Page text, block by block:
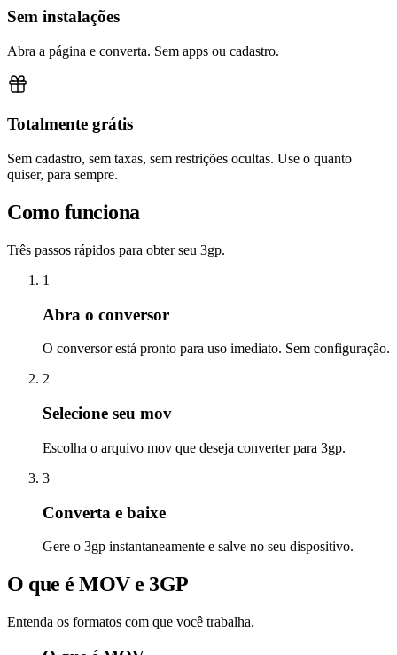
Sem instalações
Abra a página e converta. Sem apps ou cadastro.
Totalmente grátis
Sem cadastro, sem taxas, sem restrições ocultas. Use o quanto
quiser, para sempre.
Como funciona
Três passos rápidos para obter seu 3gp.
1
Abra o conversor
O conversor está pronto para uso imediato. Sem configuração.
2
Selecione seu mov
Escolha o arquivo mov que deseja converter para 3gp.
3
Converta e baixe
Gere o 3gp instantaneamente e salve no seu dispositivo.
O que é MOV e 3GP
Entenda os formatos com que você trabalha.